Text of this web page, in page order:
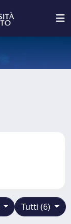
Tutti (6)